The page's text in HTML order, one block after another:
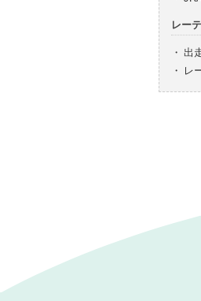
レー
・ 出
・
レ